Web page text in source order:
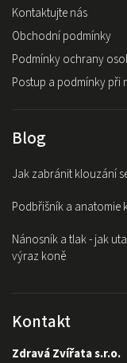
Kontaktujte nás
Obchodní podmínky
Podmínky ochrany
Postup a podmínky při
Blog
Jak zabránit klouzání
Podbřišník a anatomie
Nánosník a tlak - jak
výraz koně
Kontakt
Zdravá Zvířata s.r.o.